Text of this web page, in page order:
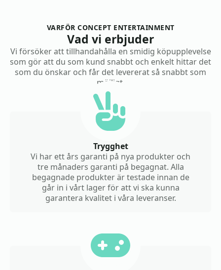
VARFÖR CONCEPT ENTERTAINMENT
Vad vi erbjuder
Vi försöker att tillhandahålla en smidig köpupplevelse
som gör att du som kund snabbt och enkelt hittar det
som du önskar och får det levererat så snabbt som
möjligt.
Trygghet
Vi har ett års garanti på nya produkter och
tre månaders garanti på begagnat. Alla
begagnade produkter är testade innan de
går in i vårt lager för att vi ska kunna
garantera kvalitet i våra leveranser.